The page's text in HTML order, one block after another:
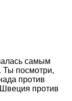
самым
Ты посмотри,
против
против